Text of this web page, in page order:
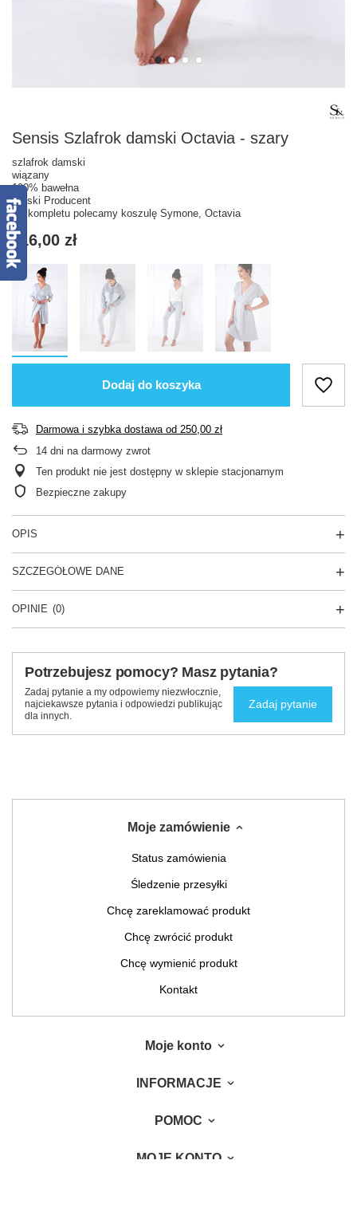
Sensis Szlafrok damski Octavia - szary
szlafrok damski
wiązany
100% bawełna
Polski Producent
Do kompletu polecamy koszulę Symone, Octavia
116,00 zł
Dodaj do koszyka
Darmowa i szybka dostawa od 250,00 zł
14 dni na darmowy zwrot
Ten produkt nie jest dostępny w sklepie stacjonarnym
Bezpieczne zakupy
OPIS
SZCZEGÓŁOWE DANE
OPINIE (0)
Potrzebujesz pomocy? Masz pytania?
Zadaj pytanie a my odpowiemy niezwłocznie,
najciekawsze pytania i odpowiedzi publikując
dla innych.
Zadaj pytanie
Moje zamówienie
Status zamówienia
Śledzenie przesyłki
Chcę zareklamować produkt
Chcę zwrócić produkt
Chcę wymienić produkt
Kontakt
Moje konto
INFORMACJE
POMOC
MOJE KONTO